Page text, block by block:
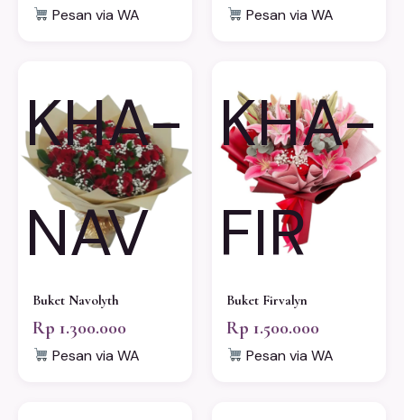
Pesan via WA Pesan via WA
KHA-
NAV
Buket Navolyth
Rp 1.300.000
Pesan via WA
KHA-
FIR
Buket Firvalyn
Rp 1.500.000
Pesan via WA